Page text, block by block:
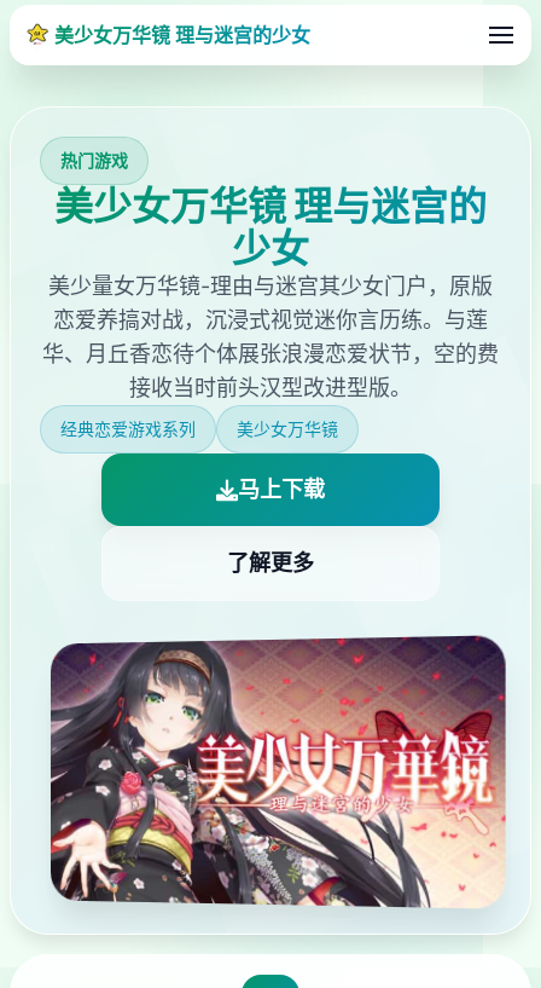
美少女万华镜 理与迷宫的少女
热门游戏
美少女万华镜 理与迷宫的
少女
美少量女万华镜-理由与迷宫其少女门户，原版
恋爱养搞对战，沉浸式视觉迷你言历练。与莲
华、月丘香恋待个体展张浪漫恋爱状节，空的费
接收当时前头汉型改进型版。
经典恋爱游戏系列 美少女万华镜
马上下载
了解更多